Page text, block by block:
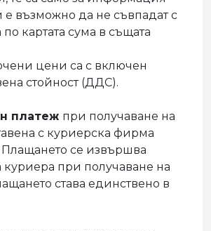
е възможно да не съвпадат с
картата сума в същата
цени са с включен
стойност (ДДС).
платеж при получаване на
с куриерска фирма
се извършва
куриера при получаване на
става единствено в